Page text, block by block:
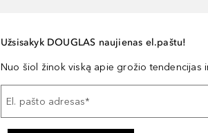
Užsisakyk DOUGLAS naujienas el.paštu!
Nuo šiol žinok viską apie grožio tendencijas
El. pašto adresas*